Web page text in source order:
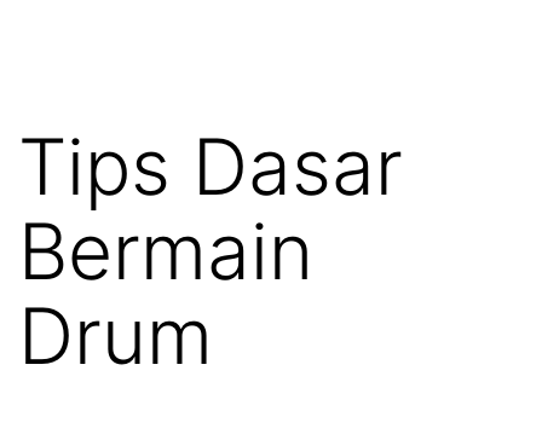
Tips Dasar
Bermain
Drum